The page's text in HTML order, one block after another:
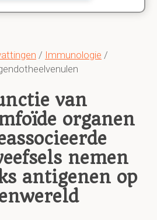
/ Immunologie /
van
organen
nemen
antigenen op